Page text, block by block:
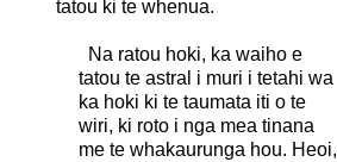
tatou ki te whenua.
Na ratou hoki, ka waiho e
tatou te astral i muri i tetahi wa
ka hoki ki te taumata iti o te
wiri, ki roto i nga mea tinana
me te whakaurunga hou. Heoi,